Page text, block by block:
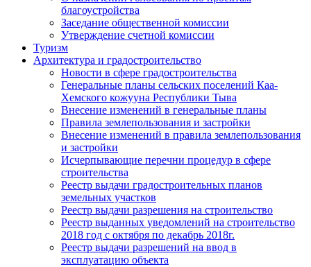
благоустройства
Заседание общественной комиссии
Утверждение счетной комиссии
Туризм
Архитектура и градостроительство
Новости в сфере градостроительства
Генеральные планы сельских поселений Каа-
Хемского кожууна Республики Тыва
Внесение изменений в генеральные планы
Правила землепользования и застройки
Внесение изменений в правила землепользования
и застройки
Исчерпывающие перечни процедур в сфере
строительства
Реестр выдачи градостроительных планов
земельных участков
Реестр выдачи разрешения на строительство
Реестр выданных уведомлений на строительство
2018 год с октября по декабрь 2018г.
Реестр выдачи разрешений на ввод в
эксплуатацию объекта